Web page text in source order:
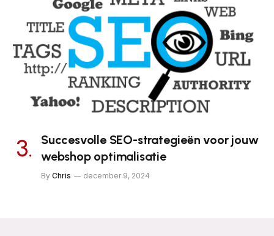
Succesvolle SEO-strategieën voor jouw
webshop optimalisatie
By Chris december 9, 2024